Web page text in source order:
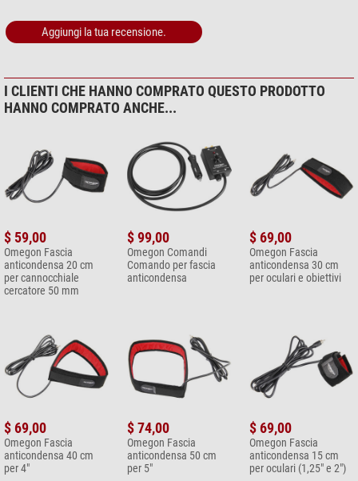
Aggiungi la tua recensione.
I CLIENTI CHE HANNO COMPRATO QUESTO PRODOTTO
HANNO COMPRATO ANCHE...
$ 59,00
Omegon Fascia
anticondensa 20 cm
per cannocchiale
cercatore 50 mm
$ 99,00
Omegon Comandi
Comando per fascia
anticondensa
$ 69,00
Omegon Fascia
anticondensa 30 cm
per oculari e obiettivi
$ 69,00
Omegon Fascia
anticondensa 40 cm
per 4"
$ 74,00
Omegon Fascia
anticondensa 50 cm
per 5"
$ 69,00
Omegon Fascia
anticondensa 15 cm
per oculari (1,25" e 2")